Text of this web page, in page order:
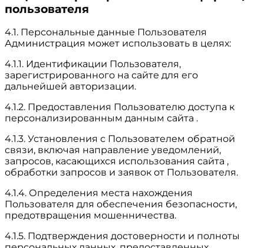
пользователя
4.1. Персональные данные Пользователя
Администрация может использовать в целях:
4.1.1. Идентификации Пользователя,
зарегистрированного на сайте для его
дальнейшей авторизации.
4.1.2. Предоставления Пользователю доступа к
персонализированным данным сайта .
4.1.3. Установления с Пользователем обратной
связи, включая направление уведомлений,
запросов, касающихся использования сайта ,
обработки запросов и заявок от Пользователя.
4.1.4. Определения места нахождения
Пользователя для обеспечения безопасности,
предотвращения мошенничества.
4.1.5. Подтверждения достоверности и полноты